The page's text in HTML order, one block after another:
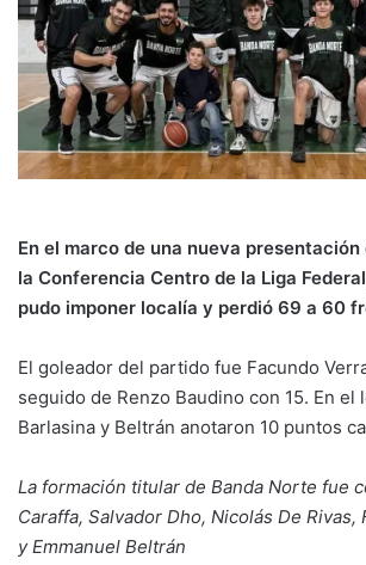
En el marco de una nueva presentación
la Conferencia Centro de la Liga
pudo imponer localía y perdió 69 a 60
El goleador del partido fue Facundo
seguido de Renzo Baudino con 15. En el
Barlasina y Beltrán anotaron 10 puntos
La formación titular de Banda Norte fue
Caraffa, Salvador Dho, Nicolás De Rivas,
y Emmanuel Beltrán